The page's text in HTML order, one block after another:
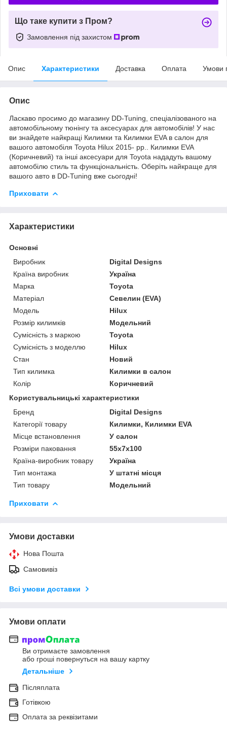
Що таке купити з Пром?
Замовлення під захистом
Опис Характеристики Доставка Оплата Умови
Опис
Ласкаво просимо до магазину DD-Tuning, спеціалізованого на
автомобільному тюнінгу та аксесуарах для автомобілів! У нас
ви знайдете найкращі Килимки та Килимки EVA в салон для
вашого автомобіля Toyota Hilux 2015- рр.. Килимки EVA
(Коричневий) та інші аксесуари для Toyota нададуть вашому
автомобілю стиль та функціональність. Оберіть найкраще для
вашого авто в DD-Tuning вже сьогодні!
Приховати
Характеристики
Основні
Виробник
Digital Designs
Країна виробник
Україна
Марка
Toyota
Матеріал
Севелин (EVA)
Модель
Hilux
Розмір килимків
Модельний
Сумісність з маркою
Toyota
Сумісність з моделлю
Hilux
Стан
Новий
Тип килимка
Килимки в салон
Колір
Коричневий
Користувальницькі характеристики
Бренд
Digital Designs
Категорії товару
Килимки, Килимки EVA
Місце встановлення
У салон
Розміри паковання
55x7x100
Країна-виробник товару
Україна
Тип монтажа
У штатні місця
Тип товару
Модельний
Приховати
Умови доставки
Нова Пошта
Самовивіз
Всі умови доставки
Умови оплати
Ви отримаєте замовлення
або гроші повернуться на вашу картку
Детальніше
Післяплата
Готівкою
Оплата за реквізитами